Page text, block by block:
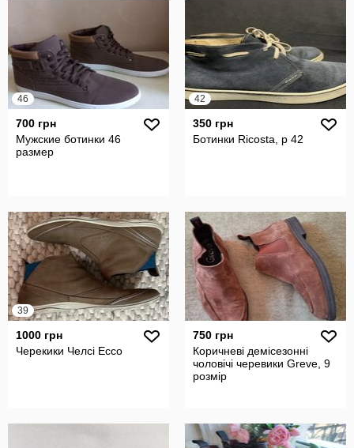
46
700 грн
Мужские ботинки 46
размер
42
350 грн
Ботинки Ricosta, р 42
39
1000 грн
Черекики Челсі Ecco
750 грн
Коричневі демісезонні
чоловічі черевики Greve, 9
розмір